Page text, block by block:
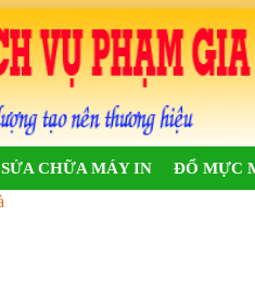
SỬA CHỮA MÁY IN ĐỔ MỰC